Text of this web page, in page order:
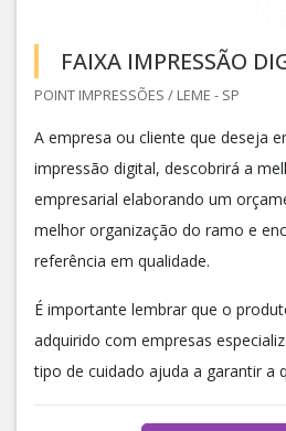
FAIXA IMPRESSÃO
POINT IMPRESSÕES / LEME - SP
A empresa ou cliente que deseja
impressão digital, descobrirá a
empresarial elaborando um
melhor organização do ramo e
referência em qualidade.
É importante lembrar que o
adquirido com empresas
tipo de cuidado ajuda a garantir a